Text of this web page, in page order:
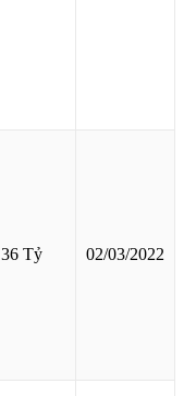
36 Tỷ 02/03/2022